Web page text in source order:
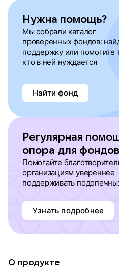
Нужна помощь?
Мы собрали каталог
проверенных фондов:
поддержку или помогите
кто в ней нуждается
Найти фонд
Регулярная
опора для фондов
Помогайте
организациям увереннее
поддерживать
Узнать подробнее
О продукте